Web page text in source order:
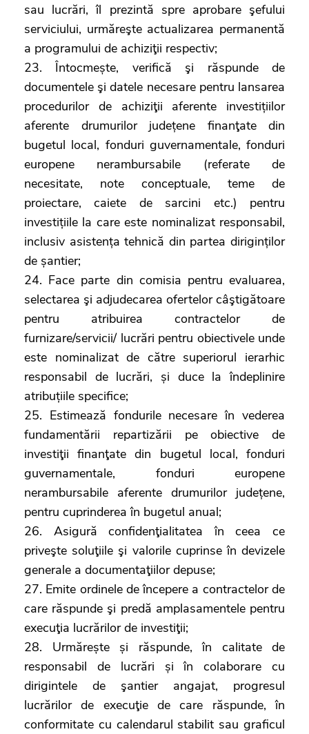
sau lucrări, îl prezintă spre aprobare şefului
serviciului, urmăreşte actualizarea permanentă
a programului de achiziţii respectiv;
23. Întocmește, verifică şi răspunde de
documentele şi datele necesare pentru lansarea
procedurilor de achiziţii aferente investițiilor
aferente drumurilor județene finanţate din
bugetul local, fonduri guvernamentale, fonduri
europene nerambursabile (referate de
necesitate, note conceptuale, teme de
proiectare, caiete de sarcini etc.) pentru
investițiile la care este nominalizat responsabil,
inclusiv asistența tehnică din partea diriginților
de șantier;
24. Face parte din comisia pentru evaluarea,
selectarea şi adjudecarea ofertelor câştigătoare
pentru atribuirea contractelor de
furnizare/servicii/ lucrări pentru obiectivele unde
este nominalizat de către superiorul ierarhic
responsabil de lucrări, și duce la îndeplinire
atribuțiile specifice;
25. Estimează fondurile necesare în vederea
fundamentării repartizării pe obiective de
investiţii finanţate din bugetul local, fonduri
guvernamentale, fonduri europene
nerambursabile aferente drumurilor județene,
pentru cuprinderea în bugetul anual;
26. Asigură confidenţialitatea în ceea ce
priveşte soluţiile şi valorile cuprinse în devizele
generale a documentaţiilor depuse;
27. Emite ordinele de începere a contractelor de
care răspunde şi predă amplasamentele pentru
execuţia lucrărilor de investiţii;
28. Urmărește și răspunde, în calitate de
responsabil de lucrări și în colaborare cu
dirigintele de şantier angajat, progresul
lucrărilor de execuţie de care răspunde, în
conformitate cu calendarul stabilit sau graficul